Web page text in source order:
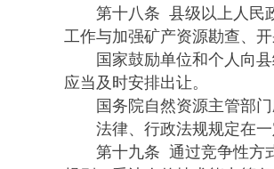
第十八条 县级以上人民政
工作与加强矿产资源勘查、
国家鼓励单位和个人向县
应当及时安排出让。
国务院自然资源主管部门
法律、行政法规规定在一
第十九条 通过竞争性方式